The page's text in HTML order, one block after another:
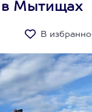
в Мытищах
В